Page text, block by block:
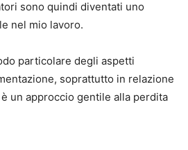
sono quindi diventati uno
nel mio lavoro.
particolare degli aspetti
soprattutto in relazione
un approccio gentile alla perdita